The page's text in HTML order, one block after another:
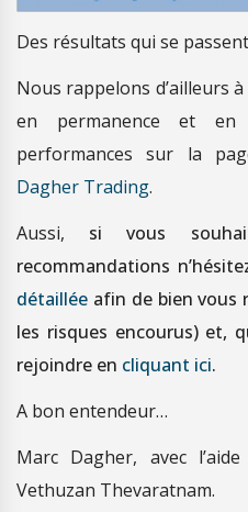
Des résultats qui se
Nous rappelons d’ailleurs
en permanence et en
performances sur la
Dagher Trading.
Aussi, si vous
recommandations
détaillée afin de bien vous
les risques encourus) et,
rejoindre en cliquant ici.
A bon entendeur…
Marc Dagher, avec
Vethuzan Thevaratnam.